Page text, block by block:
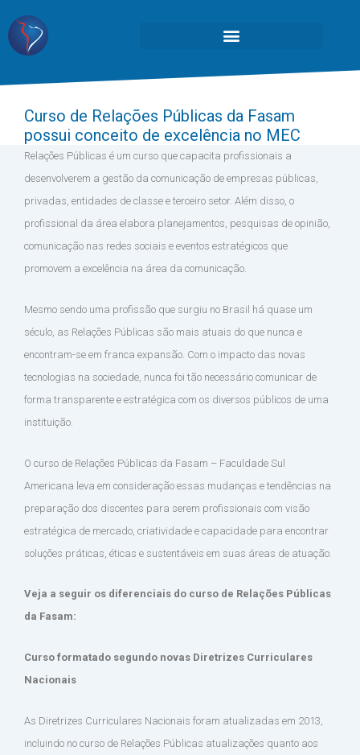
Curso de Relações Públicas da Fasam
possui conceito de excelência no MEC
Relações Públicas é um curso que capacita profissionais a
desenvolverem a gestão da comunicação de empresas públicas,
privadas, entidades de classe e terceiro setor. Além disso, o
profissional da área elabora planejamentos, pesquisas de opinião,
comunicação nas redes sociais e eventos estratégicos que
promovem a excelência na área da comunicação.
Mesmo sendo uma profissão que surgiu no Brasil há quase um
século, as Relações Públicas são mais atuais do que nunca e
encontram-se em franca expansão. Com o impacto das novas
tecnologias na sociedade, nunca foi tão necessário comunicar de
forma transparente e estratégica com os diversos públicos de uma
instituição.
O curso de Relações Públicas da Fasam – Faculdade Sul
Americana leva em consideração essas mudanças e tendências na
preparação dos discentes para serem profissionais com visão
estratégica de mercado, criatividade e capacidade para encontrar
soluções práticas, éticas e sustentáveis em suas áreas de atuação.
Veja a seguir os diferenciais do curso de Relações Públicas
da Fasam:
Curso formatado segundo novas Diretrizes Curriculares
Nacionais
As Diretrizes Curriculares Nacionais foram atualizadas em 2013,
incluindo no curso de Relações Públicas atualizações quanto aos